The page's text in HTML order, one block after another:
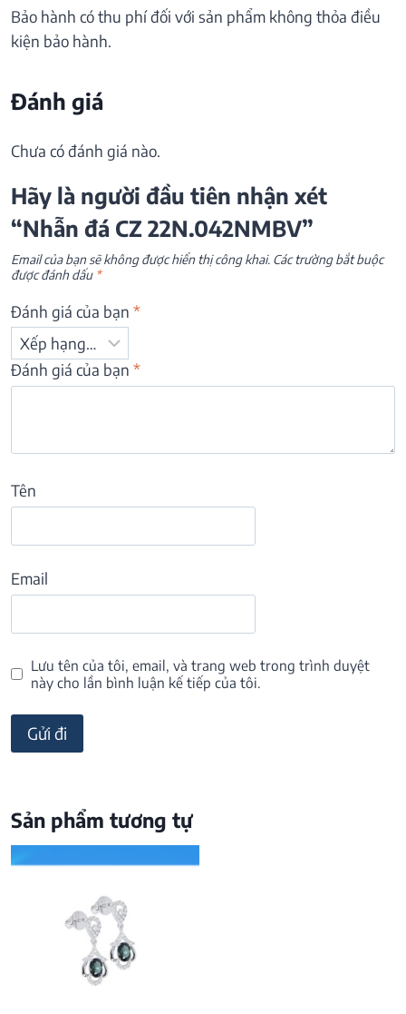
Bảo hành có thu phí đối với sản phẩm không thỏa điều
kiện bảo hành.
Đánh giá
Chưa có đánh giá nào.
Hãy là người đầu tiên nhận xét
“Nhẫn đá CZ 22N.042NMBV”
Email của bạn sẽ không được hiển thị công khai. Các trường bắt buộc
được đánh dấu *
Đánh giá của bạn *
Đánh giá của bạn *
Tên
Email
Lưu tên của tôi, email, và trang web trong trình duyệt
này cho lần bình luận kế tiếp của tôi.
Sản phẩm tương tự